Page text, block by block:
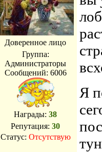
Доверенное лицо
Группа:
Администраторы
Сообщений: 6006
Награды: 38
Репутация: 30
Статус: Отсутствую
Я